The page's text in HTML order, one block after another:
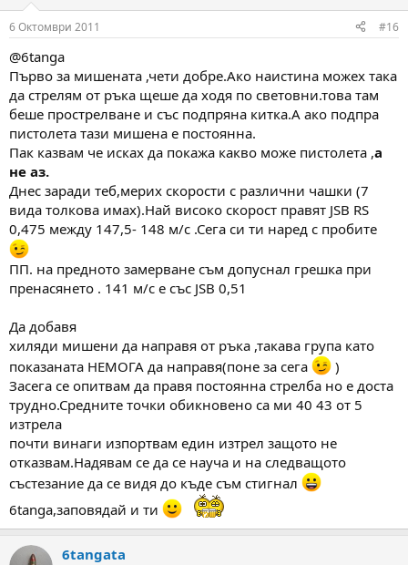
6 Октомври 2011 #16
@6tanga
Първо за мишената ,чети добре.Ако наистина можех така
да стрелям от ръка щеше да ходя по световни.това там
беше прострелване и със подпряна китка.А ако подпра
пистолета тази мишена е постоянна.
Пак казвам че исках да покажа какво може пистолета ,а
не аз.
Днес заради теб,мерих скорости с различни чашки (7
вида толкова имах).Най високо скорост правят JSB RS
0,475 между 147,5- 148 м/с .Сега си ти наред с пробите
ПП. на предното замерване съм допуснал грешка при
пренасянето . 141 м/с е със JSB 0,51
Да добавя
хиляди мишени да направя от ръка ,такава група като
показаната НЕМОГА да направя(поне за сега
)
Засега се опитвам да правя постоянна стрелба но е доста
трудно.Средните точки обикновено са ми 40 43 от 5
изтрела
почти винаги изпортвам един изтрел защото не
отказвам.Надявам се да се науча и на следващото
състезание да се видя до къде съм стигнал
6tanga,заповядай и ти
6tangata